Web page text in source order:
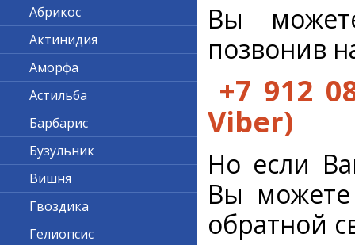
Вы
позвонив
+7 912
Viber)
Но если
Вы
обратной
Абрикос
Актинидия
Аморфа
Астильба
Барбарис
Бузульник
Вишня
Гвоздика
Гелиопсис